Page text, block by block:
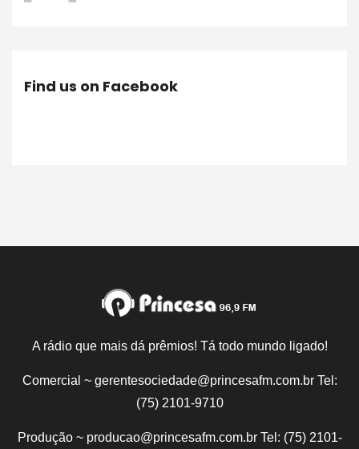
Find us on Facebook
A rádio que mais dá prêmios! Tá todo mundo ligado!
Comercial ~ gerentesociedade@princesafm.com.br Tel:
(75) 2101-9710
Produção ~ producao@princesafm.com.br Tel: (75) 2101-